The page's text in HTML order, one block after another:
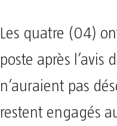
Les quatre (04)
poste après l’avis
n’auraient pas
restent engagés